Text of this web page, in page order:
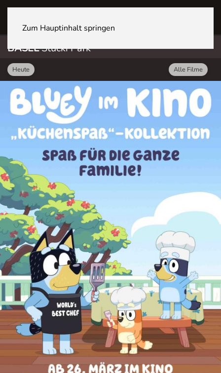
Zum Hauptinhalt springen
BASELStücki Park
Heute Alle Filme